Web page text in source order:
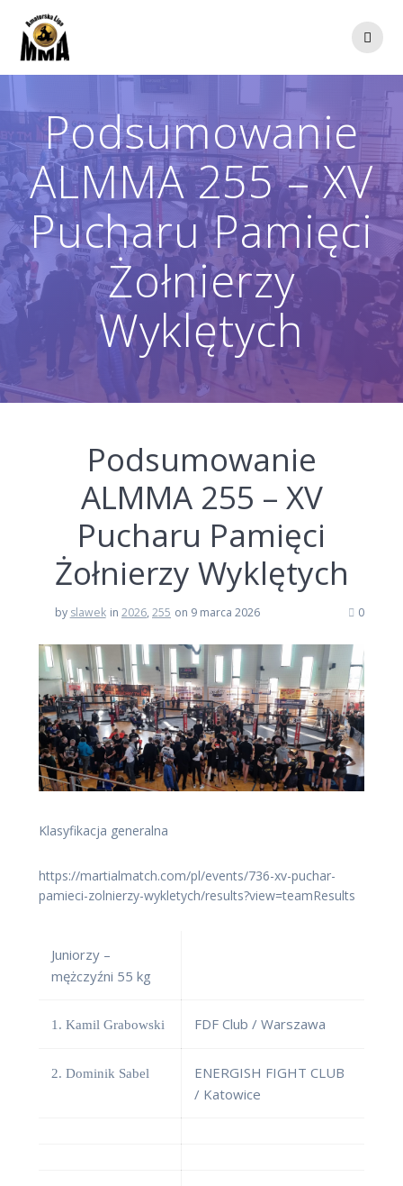
Podsumowanie
ALMMA 255 – XV
Pucharu Pamięci
Żołnierzy
Wyklętych
Podsumowanie
ALMMA 255 – XV
Pucharu Pamięci
Żołnierzy Wyklętych
by slawek in 2026, 255 on 9 marca 2026 0
Klasyfikacja generalna
https://martialmatch.com/pl/events/736-xv-puchar-
pamieci-zolnierzy-wykletych/results?view=teamResults
Juniorzy –
mężczyźni 55 kg
1. Kamil Grabowski FDF Club / Warszawa
2. Dominik Sabel
ENERGISH FIGHT CLUB
/ Katowice